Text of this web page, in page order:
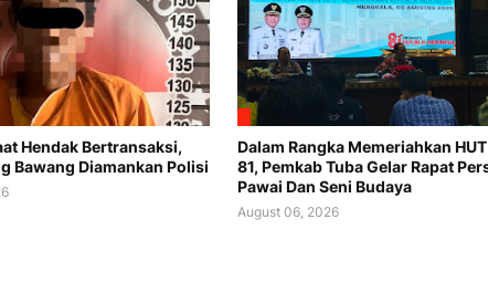
Hendak Bertransaksi,
Bawang Diamankan Polisi
Dalam Rangka Memeriahkan HUT
81, Pemkab Tuba Gelar Rapat
Pawai Dan Seni Budaya
August 06, 2026